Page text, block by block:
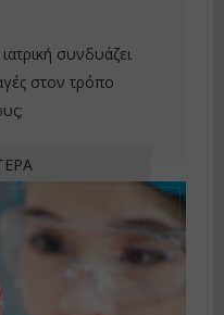
συνδυάζει
στον τρόπο